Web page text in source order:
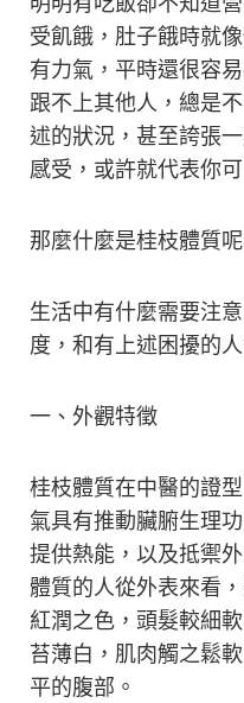
受飢餓，肚子餓時就
有力氣，平時還很容
跟不上其他人，總是
述的狀況，甚至誇張
感受，或許就代表你
那麼什麼是桂枝體質
生活中有什麼需要注
度，和有上述困擾的人
一、外觀特徵
桂枝體質在中醫的證
氣具有推動臟腑生理
提供熱能，以及抵禦
體質的人從外表來看
紅潤之色，頭髮較細
苔薄白，肌肉觸之鬆
平的腹部。